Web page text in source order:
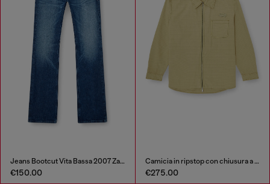
Jeans Bootcut Vita Bassa 2007 Zatiny
€150.00
Camicia in ripstop con chiusura a zip
€275.00